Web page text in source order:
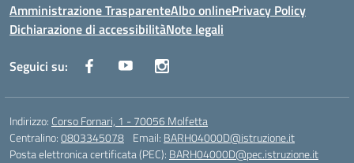
Amministrazione TrasparenteAlbo onlinePrivacy Policy
Dichiarazione di accessibilitàNote legali
Seguici su:
Indirizzo: Corso Fornari, 1 - 70056 Molfetta
Centralino:0803345078 Email: BARH04000D@istruzione.it
Posta elettronica certificata (PEC): BARH04000D@pec.istruzione.it